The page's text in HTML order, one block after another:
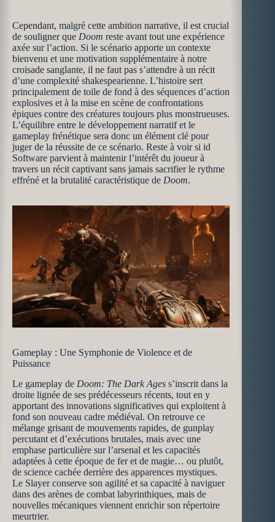
Cependant, malgré cette ambition narrative, il est crucial
de souligner que Doom reste avant tout une expérience
axée sur l’action. Si le scénario apporte un contexte
bienvenu et une motivation supplémentaire à notre
croisade sanglante, il ne faut pas s’attendre à un récit
d’une complexité shakespearienne. L’histoire sert
principalement de toile de fond à des séquences d’action
explosives et à la mise en scène de confrontations
épiques contre des créatures toujours plus monstrueuses.
L’équilibre entre le développement narratif et le
gameplay frénétique sera donc un élément clé pour
juger de la réussite de ce scénario. Reste à voir si id
Software parvient à maintenir l’intérêt du joueur à
travers un récit captivant sans jamais sacrifier le rythme
effréné et la brutalité caractéristique de Doom.
Gameplay : Une Symphonie de Violence et de
Puissance
Le gameplay de Doom: The Dark Ages s’inscrit dans la
droite lignée de ses prédécesseurs récents, tout en y
apportant des innovations significatives qui exploitent à
fond son nouveau cadre médiéval. On retrouve ce
mélange grisant de mouvements rapides, de gunplay
percutant et d’exécutions brutales, mais avec une
emphase particulière sur l’arsenal et les capacités
adaptées à cette époque de fer et de magie… ou plutôt,
de science cachée derrière des apparences mystiques.
Le Slayer conserve son agilité et sa capacité à naviguer
dans des arènes de combat labyrinthiques, mais de
nouvelles mécaniques viennent enrichir son répertoire
meurtrier.